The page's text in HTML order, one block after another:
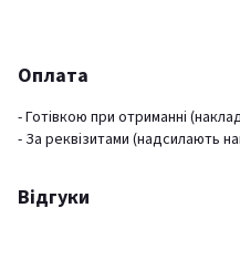
Оплата
- Готівкою при отриманні
- За реквізитами (надсилають
Відгуки